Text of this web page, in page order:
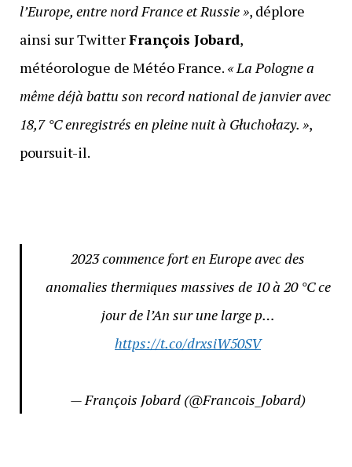
l’Europe, entre nord France et Russie », déplore
ainsi sur TwitterFrançois Jobard,
météorologue de Météo France. « La Pologne a
même déjà battu son record national de janvier avec
18,7 °C enregistrés en pleine nuit à Głuchołazy. »,
poursuit-il.
2023 commence fort en Europe avec des
anomalies thermiques massives de 10 à 20 °C ce
jour de l’An sur une large p…
https://t.co/drxsiW50SV
— François Jobard (@Francois_Jobard)